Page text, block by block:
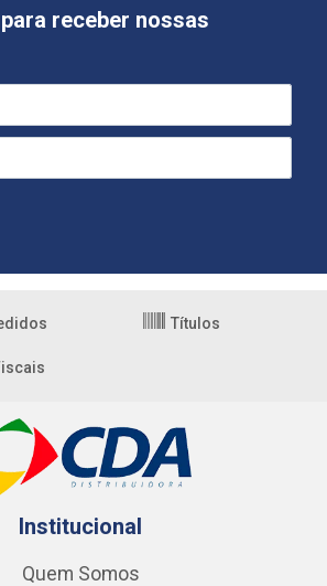
receber nossas
Títulos
Institucional
Quem Somos